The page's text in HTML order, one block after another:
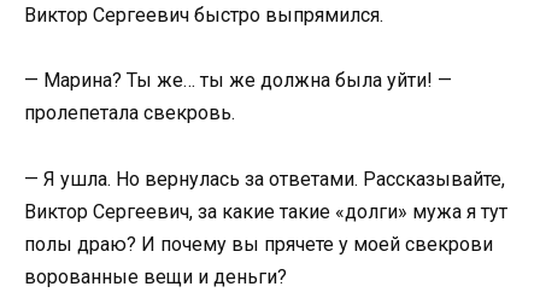
Виктор Сергеевич быстро выпрямился.
— Марина? Ты же… ты же должна была уйти! —
пролепетала свекровь.
— Я ушла. Но вернулась за ответами. Рассказывайте,
Виктор Сергеевич, за какие такие «долги» мужа я тут
полы драю? И почему вы прячете у моей свекрови
ворованные вещи и деньги?